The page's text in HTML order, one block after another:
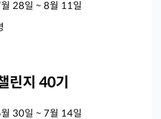
28일 ~ 8월 11일
린지 40기
30일 ~ 7월 14일